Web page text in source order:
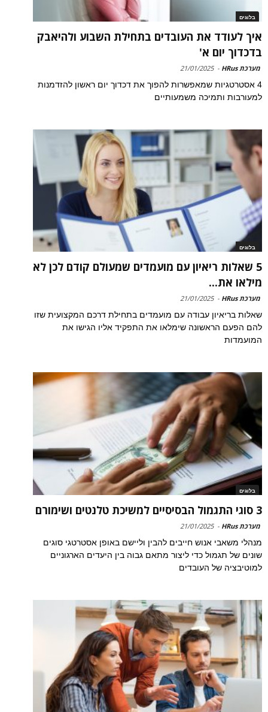
בלוגים
איך לעודד את העובדים בתחילת השבוע ולהיאבק
בדכדוך יום א'
מערכת HRus -
21/01/2025
4 אסטרטגיות שמאפשרות להפוך את דכדוך יום ראשון להזדמנות
למעורבות ותמיכה משמעותיים
בלוגים
5 שאלות ריאיון עם מועמדים שמעולם קודם לכן לא
מילאו את...
מערכת HRus -
21/01/2025
שאלות בריאיון עבודה עם מועמדים בתחילת דרכם המקצועית שזו
להם הפעם הראשונה שימלאו את התפקיד אליו הגישו את
המועמדות
בלוגים
3 סוגי התגמול הבסיסיים למשיכת טלנטים ושימורם
מערכת HRus -
21/01/2025
מנהלי משאבי אנוש חייבים להבין וליישם באופן אסטרטגי סוגים
שונים של תגמול כדי ליצור מתאם גבוה בין היעדים הארגוניים
למוטיבציה של העובדים